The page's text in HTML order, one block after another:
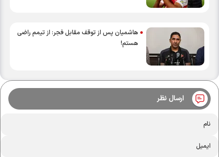
هاشمیان پس از توقف مقابل فجر: از تیمم راضی‌
هستم!
ارسال نظر